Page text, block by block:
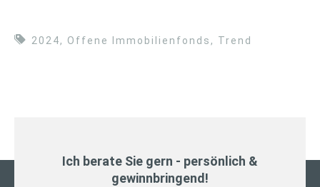
2024, Offene Immobilienfonds, Trend
Ich berate Sie gern - persönlich &
gewinnbringend!